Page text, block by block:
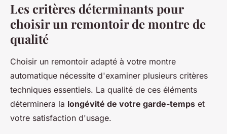
Les critères déterminants pour
choisir un remontoir de montre de
qualité
Choisir un remontoir adapté à votre montre
automatique nécessite d'examiner plusieurs critères
techniques essentiels. La qualité de ces éléments
déterminera la longévité de votre garde-temps et
votre satisfaction d'usage.